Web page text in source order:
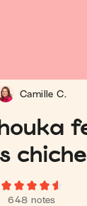
648 notes
Camille C.